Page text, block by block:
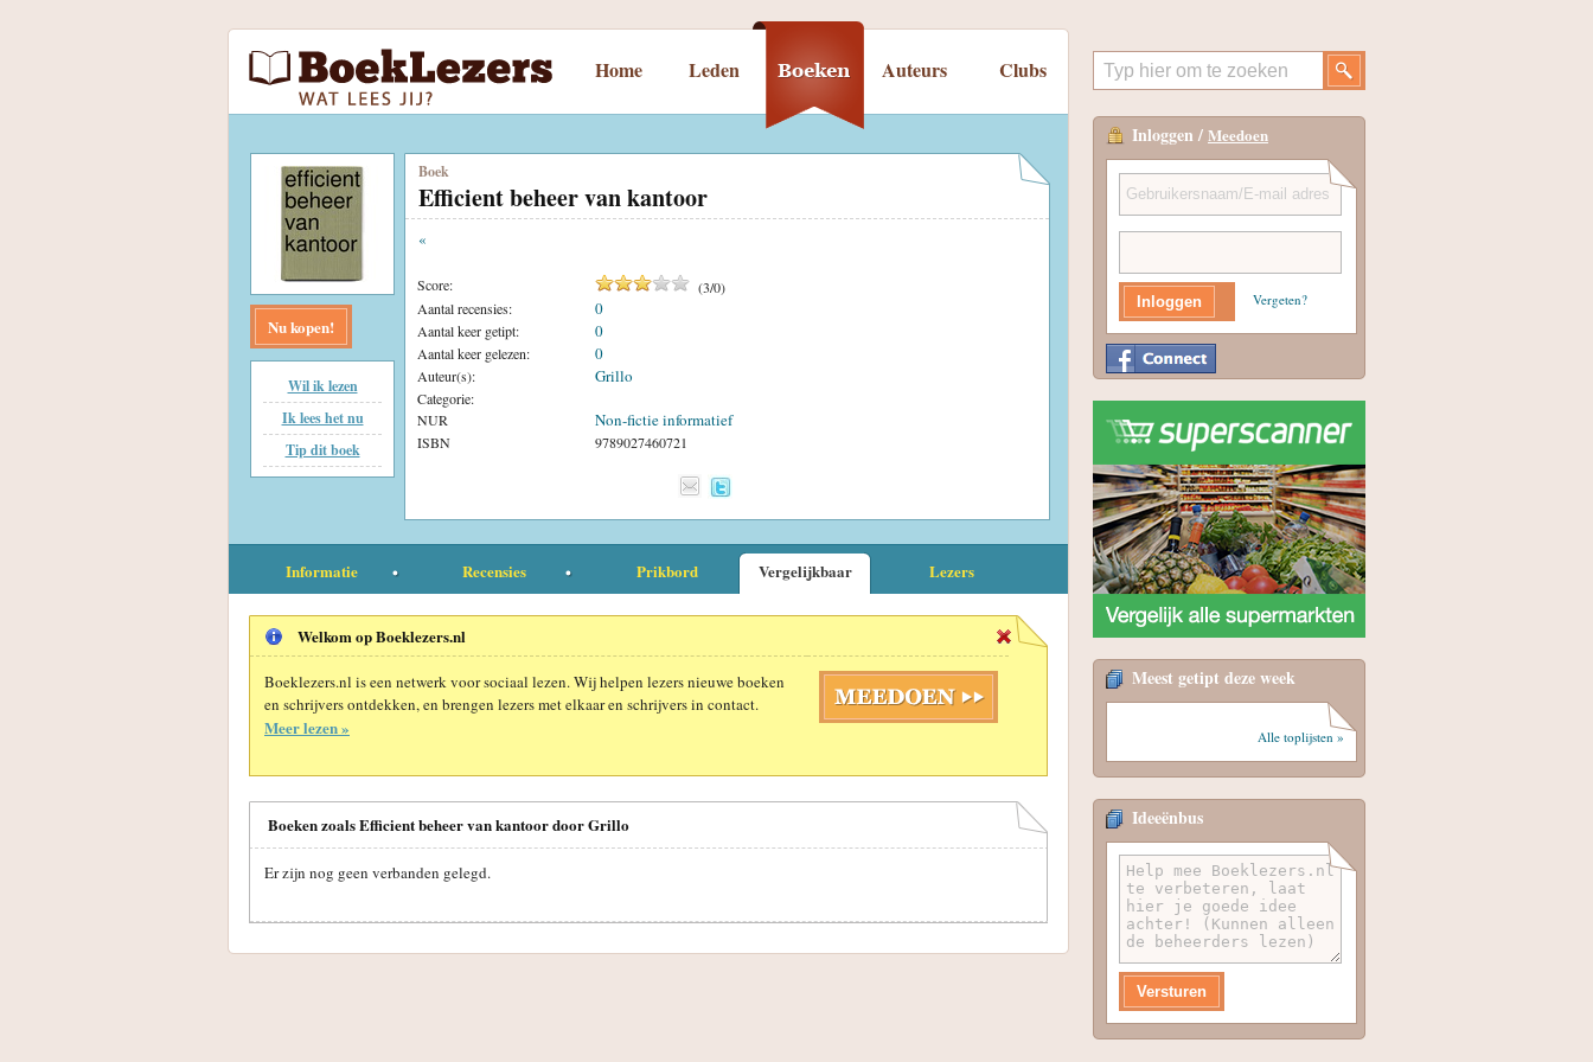
Home Leden Auteurs Clubs
Nu kopen!
Wil ik lezen
Ik lees het nu
Tip dit boek
Boek
Efficient beheer van kantoor
«
Score: (3/0)
Aantal recensies:
0
Aantal keer getipt: 0
Aantal keer gelezen: 0
Auteur(s): Grillo
Categorie:
NUR
Non-fictie informatief
ISBN 9789027460721
Informatie Recensies Prikbord Vergelijkbaar Lezers
Welkom op Boeklezers.nl
Boeklezers.nl is een netwerk voor sociaal lezen. Wij helpen lezers nieuwe boeken
en schrijvers ontdekken, en brengen lezers met elkaar en schrijvers in contact.
Meer lezen »
Boeken zoals Efficient beheer van kantoor door Grillo
Er zijn nog geen verbanden gelegd.
Inloggen / Meedoen
Vergeten?
Meest getipt deze week
Alle toplijsten »
Ideeënbus